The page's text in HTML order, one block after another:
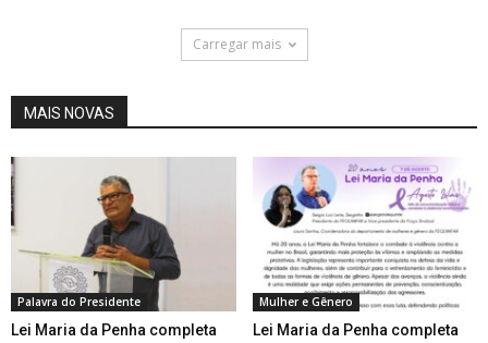
Carregar mais
MAIS NOVAS
Palavra do Presidente
Lei Maria da Penha completa
Mulher e Gênero
Lei Maria da Penha completa